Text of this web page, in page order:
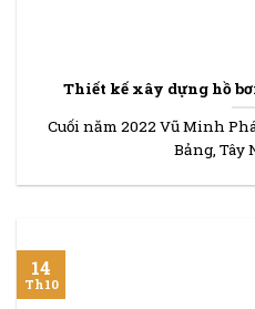
Thiết kế xây dựng hồ
Cuối năm 2022 Vũ Minh
Bảng,
14
Th10